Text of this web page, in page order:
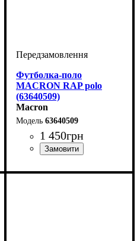
Футболка-поло
MACRON RAP polo
(63640509)
Macron
63640509
1 450грн